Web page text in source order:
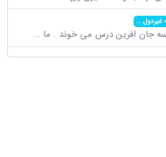
غیردول...
جان افرین درس می خوند . ما ...